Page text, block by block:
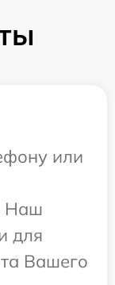
или
Наш
для
Вашего